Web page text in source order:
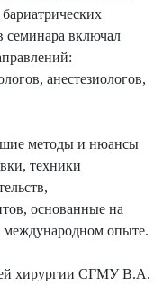
семинара включал
анестезиологов,
методы и нюансы
техники
основанные на
международном опыте.
хирургии СГМУ В.А.